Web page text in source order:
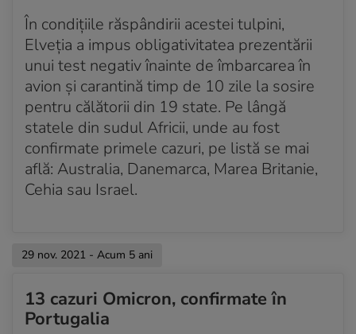
În condițiile răspândirii acestei tulpini,
Elveția a impus obligativitatea prezentării
unui test negativ înainte de îmbarcarea în
avion și carantină timp de 10 zile la sosire
pentru călătorii din 19 state. Pe lângă
statele din sudul Africii, unde au fost
confirmate primele cazuri, pe listă se mai
află: Australia, Danemarca, Marea Britanie,
Cehia sau Israel.
29 nov. 2021 - Acum 5 ani
13 cazuri Omicron, confirmate în
Portugalia